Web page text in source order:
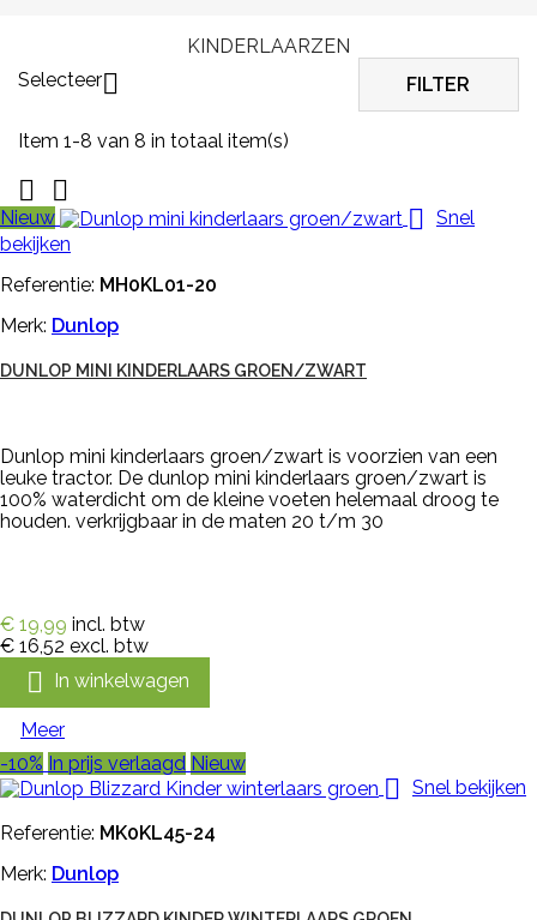
KINDERLAARZEN
Selecteer FILTER
Item 1-8 van 8 in totaal item(s)
 
Nieuw  Snel
bekijken
Referentie: MH0KL01-20
Merk: Dunlop
DUNLOP MINI KINDERLAARS GROEN/ZWART
Dunlop mini kinderlaars groen/zwart is voorzien van een
leuke tractor. De dunlop mini kinderlaars groen/zwart is
100% waterdicht om de kleine voeten helemaal droog te
houden. verkrijgbaar in de maten 20 t/m 30
€ 19,99 incl. btw
€ 16,52 excl. btw
 In winkelwagen
Meer
-10% In prijs verlaagd Nieuw
 Snel bekijken
Referentie: MK0KL45-24
Merk: Dunlop